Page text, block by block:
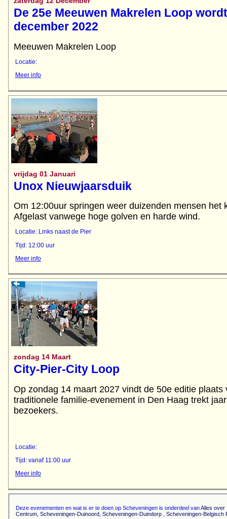
De 25e Meeuwen Makrelen Loop
december 2022
Meeuwen Makrelen Loop
Locatie:
Meer info
vrijdag 01 Januari
Unox Nieuwjaarsduik
Om 12:00uur springen weer duizenden mensen het
Afgelast vanwege hoge golven en harde wind.
Locatie: Links naast de Pier
Tijd: 12:00 uur
Meer info
zondag 14 Maart
City-Pier-City Loop
Op zondag 14 maart 2027 vindt de 50e editie
traditionele familie-evenement in Den Haag trekt
bezoekers.
Locatie:
Tijd: vanaf 11:00 uur
Meer info
Deze evenementen en wat is er te doen op Scheveningen is onderdeel vanAlles over
Centrum Scheveningen-Duinoord Scheveningen-Duindorp
Scheveningen-Belgisch